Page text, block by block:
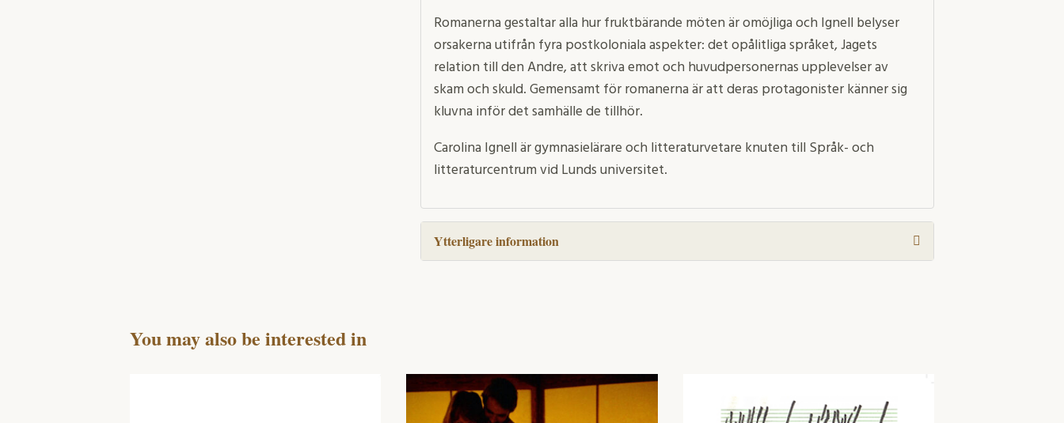
Romanerna gestaltar alla hur fruktbärande möten är omöjliga och Ignell belyser
orsakerna utifrån fyra postkoloniala aspekter: det opålitliga språket, Jagets
relation till den Andre, att skriva emot och huvudpersonernas upplevelser av
skam och skuld. Gemensamt för romanerna är att deras protagonister känner sig
kluvna inför det samhälle de tillhör.
Carolina Ignell är gymnasielärare och litteraturvetare knuten till Språk- och
litteraturcentrum vid Lunds universitet.
Ytterligare information
You may also be interested in